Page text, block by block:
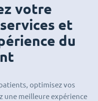
votre
et
du
optimisez vos
meilleure expérience